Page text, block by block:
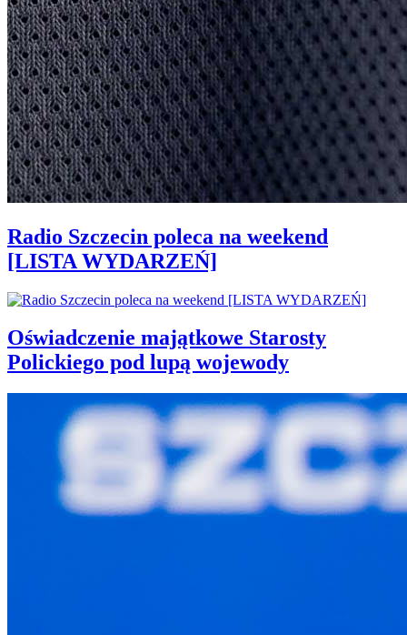
Radio Szczecin poleca na weekend
[LISTA WYDARZEŃ]
Oświadczenie majątkowe Starosty
Polickiego pod lupą wojewody